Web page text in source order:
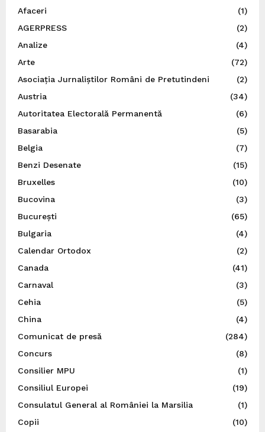
Afaceri
(1)
AGERPRESS
(2)
Analize
(4)
Arte
(72)
Asociația Jurnaliștilor Români de Pretutindeni
(2)
Austria
(34)
Autoritatea Electorală Permanentă
(6)
Basarabia
(5)
Belgia
(7)
Benzi Desenate
(15)
Bruxelles
(10)
Bucovina
(3)
București
(65)
Bulgaria
(4)
Calendar Ortodox
(2)
Canada
(41)
Carnaval
(3)
Cehia
(5)
China
(4)
Comunicat de presă
(284)
Concurs
(8)
Consilier MPU
(1)
Consiliul Europei
(19)
Consulatul General al României la Marsilia
(1)
Copii
(10)